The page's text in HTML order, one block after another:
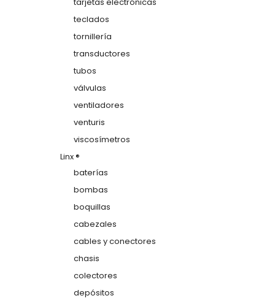
teclados
tornillería
transductores
tubos
válvulas
ventiladores
venturis
viscosímetros
Linx ®
baterías
bombas
boquillas
cabezales
cables y conectores
chasis
colectores
depósitos